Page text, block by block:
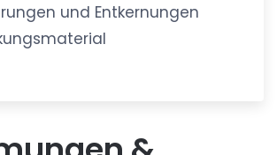
und Entkernungen